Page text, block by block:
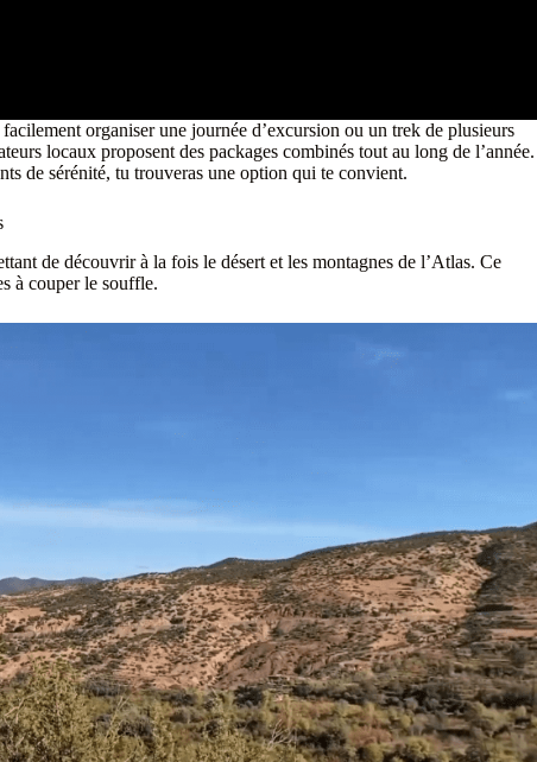
organiser une journée d’excursion ou un trek de plusieurs
locaux proposent des packages combinés tout au long de l’année.
de sérénité, tu trouveras une option qui te convient.
de découvrir à la fois le désert et les montagnes de l’Atlas. Ce
à couper le souffle.